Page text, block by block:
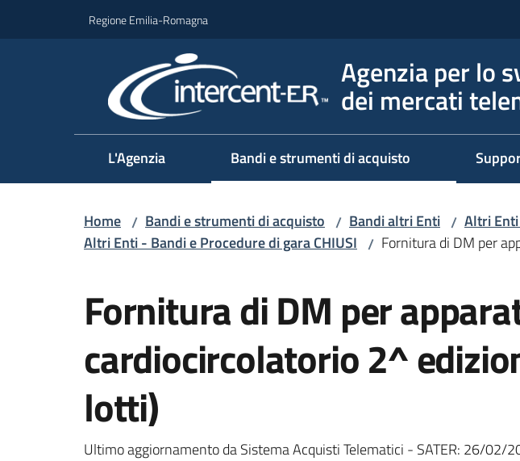
Regione Emilia-Romagna
Agenzia per lo
dei mercati
L'Agenzia Bandi e strumenti di acquisto
Home / Bandi e strumenti di acquisto / Bandi altri Enti / Altri
Altri Enti - Bandi e Procedure di gara CHIUSI / Fornitura di DM per
Fornitura di DM per
cardiocircolatorio 2^
lotti)
Ultimo aggiornamento da Sistema Acquisti Telematici - SATER: 26/02/